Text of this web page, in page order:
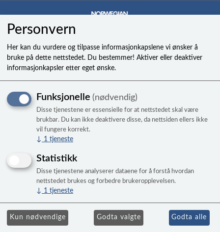
Filter til Hotspot, Limelight
og Tiger River
PN 71827. Papirfilter til diverse modeller
fra HotSpot, Limelight 08-2017 + T.River
Personvern
Her kan du vurdere og tilpasse informasjonkapslene vi ønsker å
bruke på dette nettstedet. Du bestemmer! Aktiver eller deaktiver
informasjonkapsler etter eget ønske.
Funksjonelle (nødvendig)
Disse tjenestene er essensielle for at nettstedet skal være
brukbar. Du kan ikke deaktivere disse, da nettsiden ellers ikke
vil fungere korrekt.
↓ 1 tjeneste
Statistikk
Disse tjenestene analyserer dataene for å forstå hvordan
nettstedet brukes og forbedre brukeropplevelsen.
↓ 1 tjeneste
Kun nødvendige Godta valgte Godta alle